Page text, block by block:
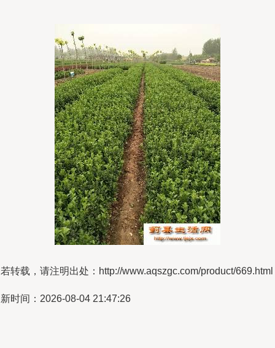
转载，请注明出处：http://www.aqszgc.com/product/669.html
时间：2026-08-04 21:47:26